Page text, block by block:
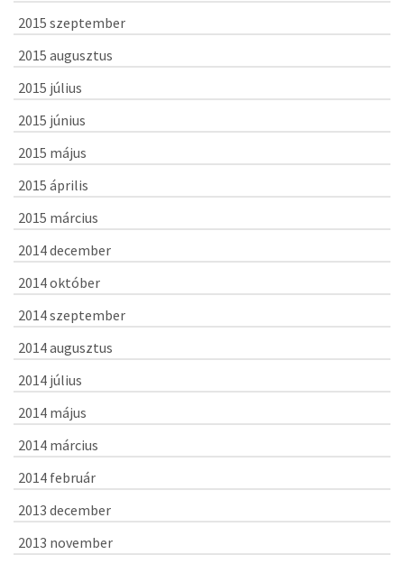
2015 szeptember
2015 augusztus
2015 július
2015 június
2015 május
2015 április
2015 március
2014 december
2014 október
2014 szeptember
2014 augusztus
2014 július
2014 május
2014 március
2014 február
2013 december
2013 november